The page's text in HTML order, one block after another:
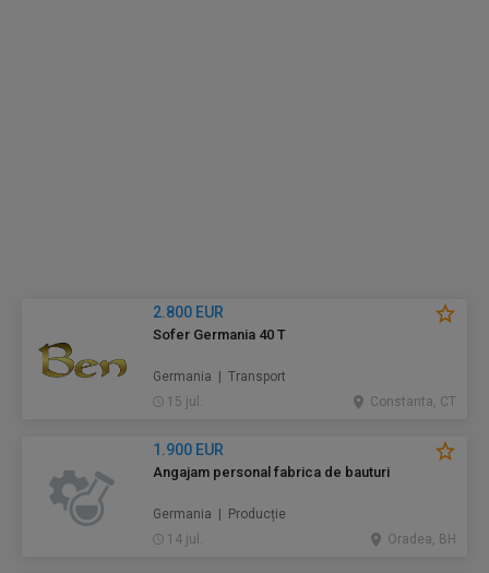
2.800 EUR
Sofer Germania 40 T
Germania | Transport
15 jul.
Constanta, CT
1.900 EUR
Angajam personal fabrica de bauturi
Germania | Producție
14 jul.
Oradea, BH